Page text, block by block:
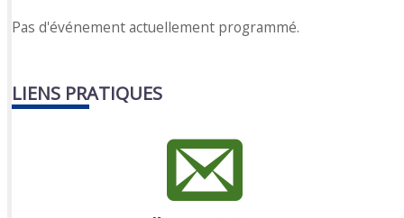
Pas d'événement actuellement programmé.
LIENS PRATIQUES